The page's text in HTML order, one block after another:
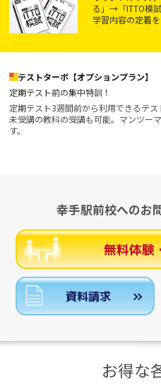
る」→「ITTO模
学習内容の定着
テストターボ【オプションプラン】
定期テスト前の集中特訓！
定期テスト3週間前から利用できるテ
未受講の教科の受講も可能。マンツー
す。
幸手駅前校へのお
無料体験
資料請求
お得な